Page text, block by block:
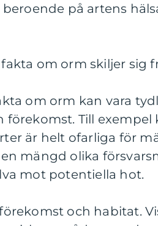
på artens
om orm skiljer sig
om orm kan vara
förekomst. Till exempel
är helt ofarliga för
mängd olika
mot potentiella hot.
och habitat.